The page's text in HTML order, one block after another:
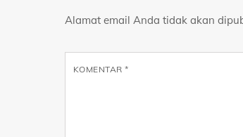
Alamat email Anda tidak akan
KOMENTAR*